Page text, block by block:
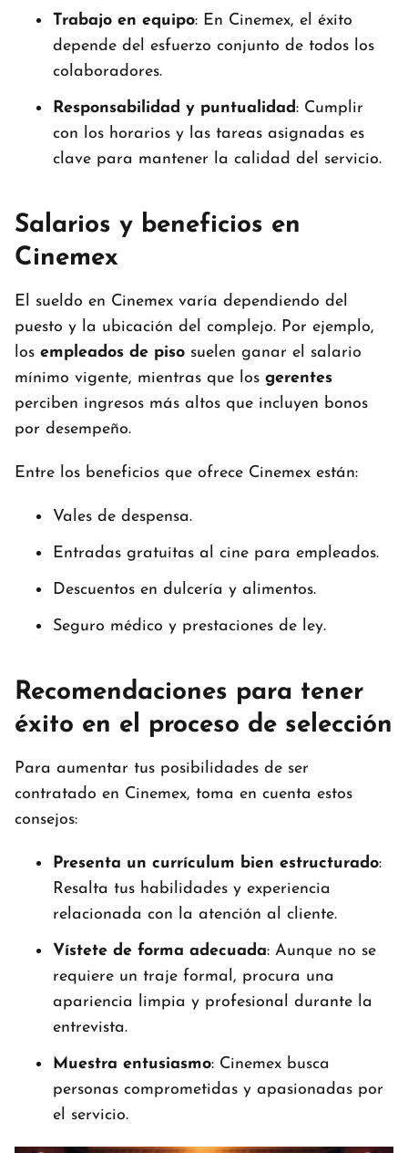
Trabajo en equipo: En Cinemex, el éxito
depende del esfuerzo conjunto de todos los
colaboradores.
Responsabilidad y puntualidad: Cumplir
con los horarios y las tareas asignadas es
clave para mantener la calidad del servicio.
Salarios y beneficios en
Cinemex
El sueldo en Cinemex varía dependiendo del
puesto y la ubicación del complejo. Por ejemplo,
los empleados de piso suelen ganar el salario
mínimo vigente, mientras que los gerentes
perciben ingresos más altos que incluyen bonos
por desempeño.
Entre los beneficios que ofrece Cinemex están:
Vales de despensa.
Entradas gratuitas al cine para empleados.
Descuentos en dulcería y alimentos.
Seguro médico y prestaciones de ley.
Recomendaciones para tener
éxito en el proceso de selección
Para aumentar tus posibilidades de ser
contratado en Cinemex, toma en cuenta estos
consejos:
Presenta un currículum bien estructurado:
Resalta tus habilidades y experiencia
relacionada con la atención al cliente.
Vístete de forma adecuada: Aunque no se
requiere un traje formal, procura una
apariencia limpia y profesional durante la
entrevista.
Muestra entusiasmo: Cinemex busca
personas comprometidas y apasionadas por
el servicio.